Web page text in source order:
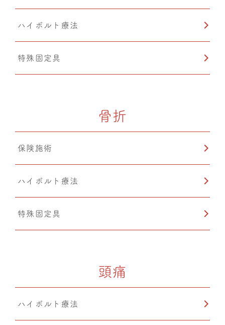
ハイボルト療法
特殊固定具
骨折
保険施術
ハイボルト療法
特殊固定具
頭痛
ハイボルト療法